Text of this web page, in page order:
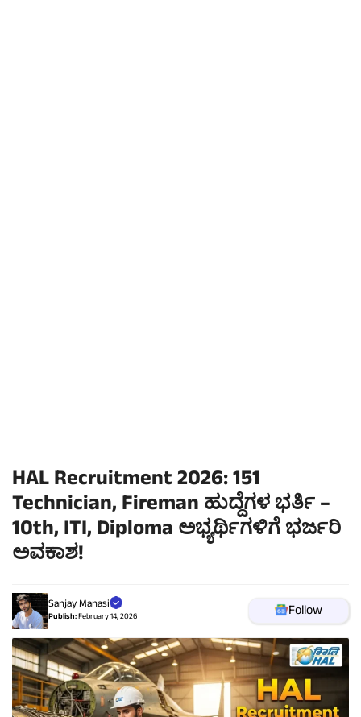
HAL Recruitment 2026: 151
Technician, Fireman ಹುದ್ದೆಗಳ ಭರ್ತಿ –
10th, ITI, Diploma ಅಭ್ಯರ್ಥಿಗಳಿಗೆ ಭರ್ಜರಿ
ಅವಕಾಶ!
Sanjay Manasi
Publish:February 14, 2026 Follow